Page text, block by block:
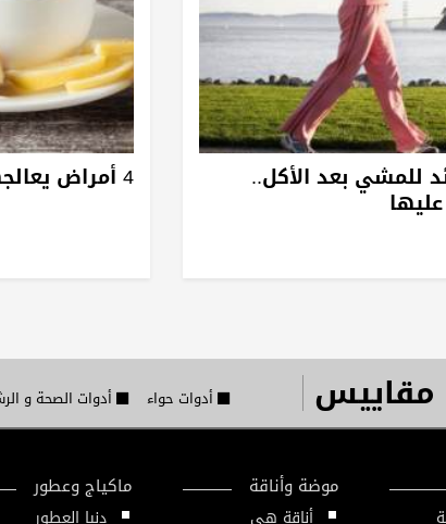
للمشي بعد الأكل.. 4 أمراض يعالجها شاي الزنجبيل
مقاييس أدوات حواء أدوات الصحة و
موضة وأناقة
أناقة هي
ماكياج وعطور
دنيا العطور